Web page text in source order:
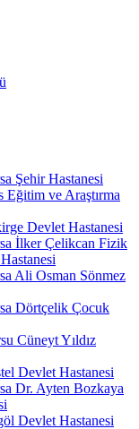
Şehir Hastanesi
ve Araştırma
Devlet Hastanesi
İlker Çelikcan Fizik
Ali Osman Sönmez
Dörtçelik Çocuk
Cüneyt Yıldız
Devlet Hastanesi
Dr. Ayten Bozkaya
Devlet Hastanesi